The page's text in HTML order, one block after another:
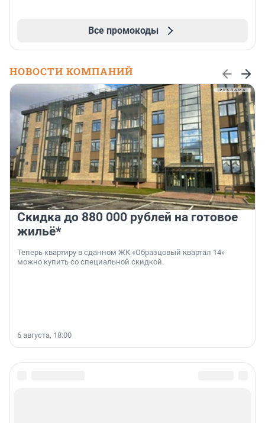
Все промокоды
НОВОСТИ КОМПАНИЙ
Скидка до 880 000 рублей на готовое
жильё*
Теперь квартиру в сданном ЖК «Образцовый квартал 14»
можно купить со специальной скидкой.
6 августа, 18:00